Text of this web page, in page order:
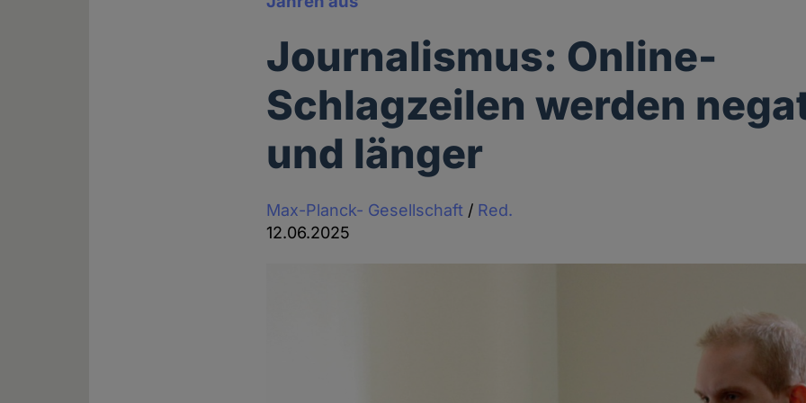
Journalismus: Online-
Schlagzeilen werden
und länger
Max-Planck- Gesellschaft / Red.
12.06.2025